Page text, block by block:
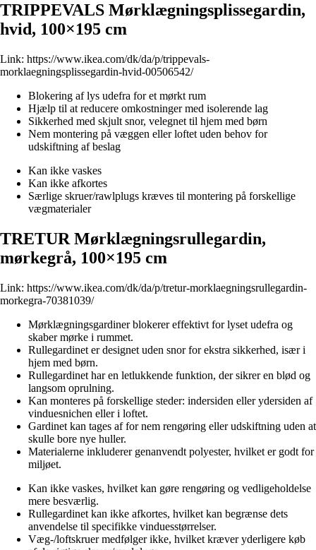
TRIPPEVALS Mørklægningsplissegardin,
hvid, 100×195 cm
Link: https://www.ikea.com/dk/da/p/trippevals-
morklaegningsplissegardin-hvid-00506542/
Blokering af lys udefra for et mørkt rum
Hjælp til at reducere omkostninger med isolerende lag
Sikkerhed med skjult snor, velegnet til hjem med børn
Nem montering på væggen eller loftet uden behov for
udskiftning af beslag
Kan ikke vaskes
Kan ikke afkortes
Særlige skruer/rawlplugs kræves til montering på forskellige
vægmaterialer
TRETUR Mørklægningsrullegardin,
mørkegrå, 100×195 cm
Link: https://www.ikea.com/dk/da/p/tretur-morklaegningsrullegardin-
morkegra-70381039/
Mørklægningsgardiner blokerer effektivt for lyset udefra og
skaber mørke i rummet.
Rullegardinet er designet uden snor for ekstra sikkerhed, især i
hjem med børn.
Rullegardinet har en letlukkende funktion, der sikrer en blød og
langsom oprulning.
Kan monteres på forskellige steder: indersiden eller ydersiden af
vinduesnichen eller i loftet.
Gardinet kan tages af for nem rengøring eller udskiftning uden at
skulle bore nye huller.
Materialerne inkluderer genanvendt polyester, hvilket er godt for
miljøet.
Kan ikke vaskes, hvilket kan gøre rengøring og vedligeholdelse
mere besværlig.
Rullegardinet kan ikke afkortes, hvilket kan begrænse dets
anvendelse til specifikke vinduesstørrelser.
Væg-/loftskruer medfølger ikke, hvilket kræver yderligere køb